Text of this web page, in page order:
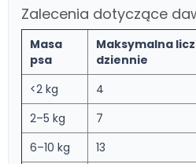
Zalecenia dotyczące
Masa
psa
Maksymalna
dziennie
<2 kg
4
2–5 kg
7
6–10 kg
13